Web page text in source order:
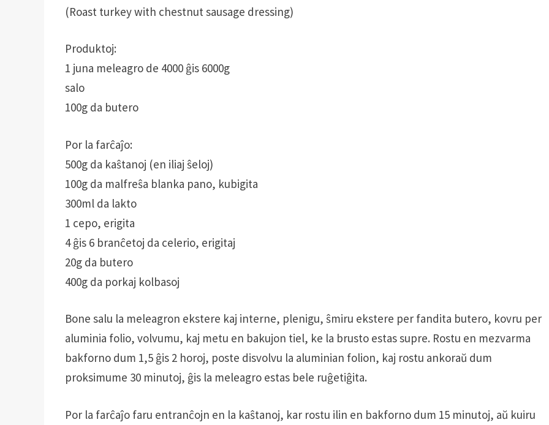
(Roast turkey with chestnut sausage dressing)
Produktoj:
1 juna meleagro de 4000 ĝis 6000g
salo
100g da butero
Por la farĉaĵo:
500g da kaŝtanoj (en iliaj ŝeloj)
100g da malfreŝa blanka pano, kubigita
300ml da lakto
1 cepo, erigita
4 ĝis 6 branĉetoj da celerio, erigitaj
20g da butero
400g da porkaj kolbasoj
Bone salu la meleagron ekstere kaj interne, plenigu, ŝmiru ekstere per fandita butero, kovru per
aluminia folio, volvumu, kaj metu en bakujon tiel, ke la brusto estas supre. Rostu en mezvarma
bakforno dum 1,5 ĝis 2 horoj, poste disvolvu la aluminian folion, kaj rostu ankoraŭ dum
proksimume 30 minutoj, ĝis la meleagro estas bele ruĝetiĝita.
Por la farĉaĵo faru entranĉojn en la kaŝtanoj, kar rostu ilin en bakforno dum 15 minutoj, aŭ kuiru